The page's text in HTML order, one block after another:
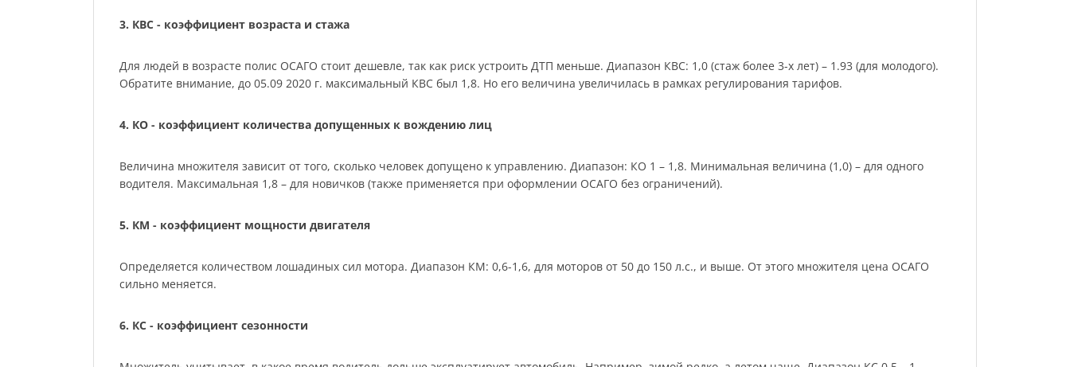
3. КВС - коэффициент возраста и стажа
Для людей в возрасте полис ОСАГО стоит дешевле, так как риск устроить ДТП меньше. Диапазон КВС: 1,0 (стаж более 3-х лет) – 1.93 (для молодого).
Обратите внимание, до 05.09 2020 г. максимальный КВС был 1,8. Но его величина увеличилась в рамках регулирования тарифов.
4. КО - коэффициент количества допущенных к вождению лиц
Величина множителя зависит от того, сколько человек допущено к управлению. Диапазон: КО 1 – 1,8. Минимальная величина (1,0) – для одного
водителя. Максимальная 1,8 – для новичков (также применяется при оформлении ОСАГО без ограничений).
5. КМ - коэффициент мощности двигателя
Определяется количеством лошадиных сил мотора. Диапазон КМ: 0,6-1,6, для моторов от 50 до 150 л.с., и выше. От этого множителя цена ОСАГО
сильно меняется.
6. КС - коэффициент сезонности